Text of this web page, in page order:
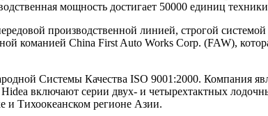
мощность достигает 50000 единиц
производственной линией, строгой
команией China First Auto Works Corp. (FAW),
Системы Качества ISO 9001:2000. Компания
включают серии двух- и четырехтактных
и Тихоокеанском регионе Азии.